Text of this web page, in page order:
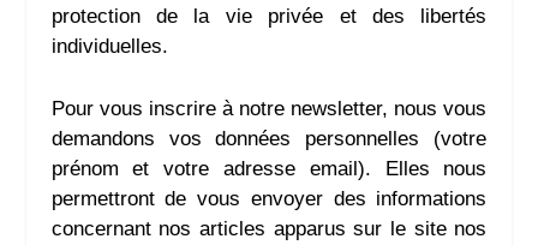
protection de la vie privée et des libertés
individuelles.
Pour vous inscrire à notre newsletter, nous vous
demandons vos données personnelles (votre
prénom et votre adresse email). Elles nous
permettront de vous envoyer des informations
concernant nos articles apparus sur le site nos